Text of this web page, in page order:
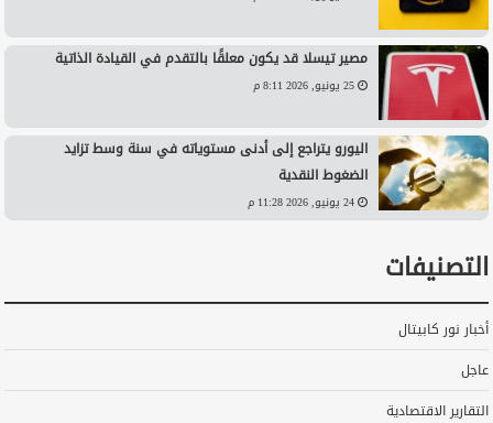
مصير تيسلا قد يكون معلقًا بالتقدم في القيادة الذاتية
25 يونيو, 2026 8:11 م
اليورو يتراجع إلى أدنى مستوياته في سنة وسط تزايد
الضغوط النقدية
24 يونيو, 2026 11:28 م
التصنيفات
أخبار نور كابيتال
عاجل
التقارير الاقتصادية